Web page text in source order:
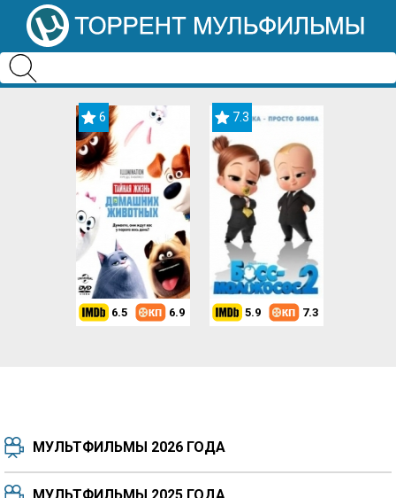
6
6.5 6.9
7.3
5.9 7.3
МУЛЬТФИЛЬМЫ 2026 ГОДА
МУЛЬТФИЛЬМЫ 2025 ГОДА